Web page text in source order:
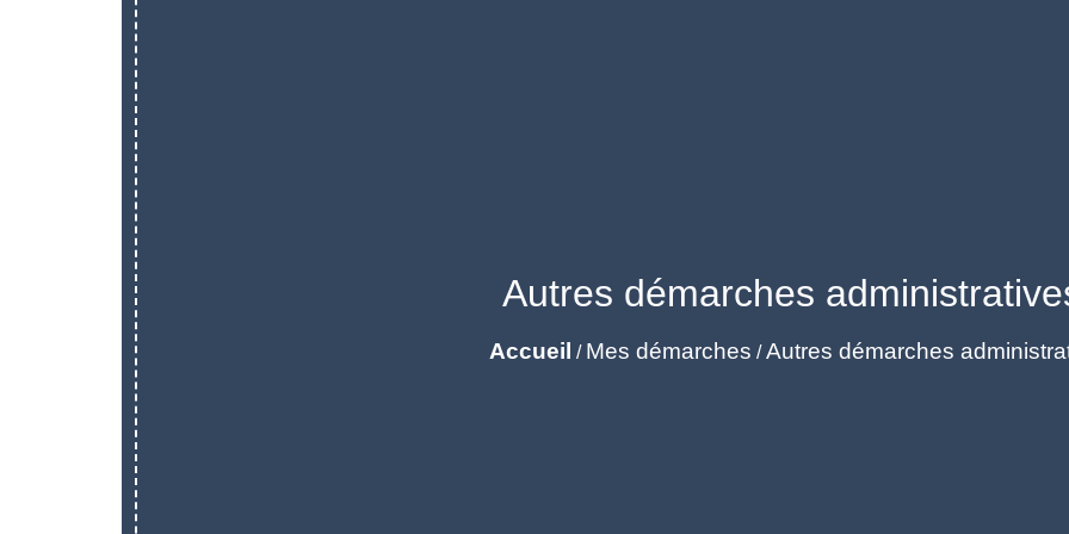
Autres démarches
Accueil / Mes démarches /Autres démarches